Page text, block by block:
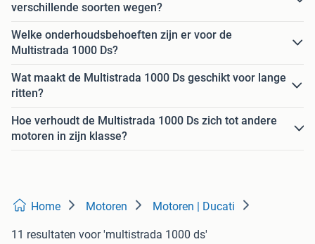
verschillende soorten wegen?
Welke onderhoudsbehoeften zijn er voor de
Multistrada 1000 Ds?
Wat maakt de Multistrada 1000 Ds geschikt voor lange
ritten?
Hoe verhoudt de Multistrada 1000 Ds zich tot andere
motoren in zijn klasse?
Home Motoren Motoren | Ducati
11 resultaten voor 'multistrada 1000 ds'